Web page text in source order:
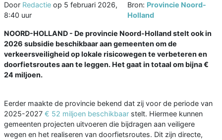
Door Redactie op 5 februari 2026,
8:40 uur
Bron: Provincie Noord-
Holland
NOORD-HOLLAND - De provincie Noord-Holland stelt ook in
2026 subsidie beschikbaar aan gemeenten om de
verkeersveiligheid op lokale risicowegen te verbeteren en
doorfietsroutes aan te leggen. Het gaat in totaal om bijna €
24 miljoen.
Eerder maakte de provincie bekend dat zij voor de periode van
2025-2027 € 52 miljoen beschikbaar stelt. Hiermee kunnen
gemeenten projecten uitvoeren die bijdragen aan veiligere
wegen en het realiseren van doorfietsroutes. Dit zijn directe,